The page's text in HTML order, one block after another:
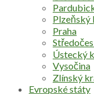
Plzeňský
Praha
Ústecký
Vysočina
Zlínský
Evropské státy